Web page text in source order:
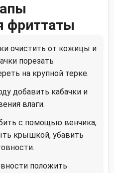
фриттаты
очистить от кожицы и
порезать
на крупной терке.
добавить кабачки и
влаги.
с помощью венчика,
крышкой, убавить
положить